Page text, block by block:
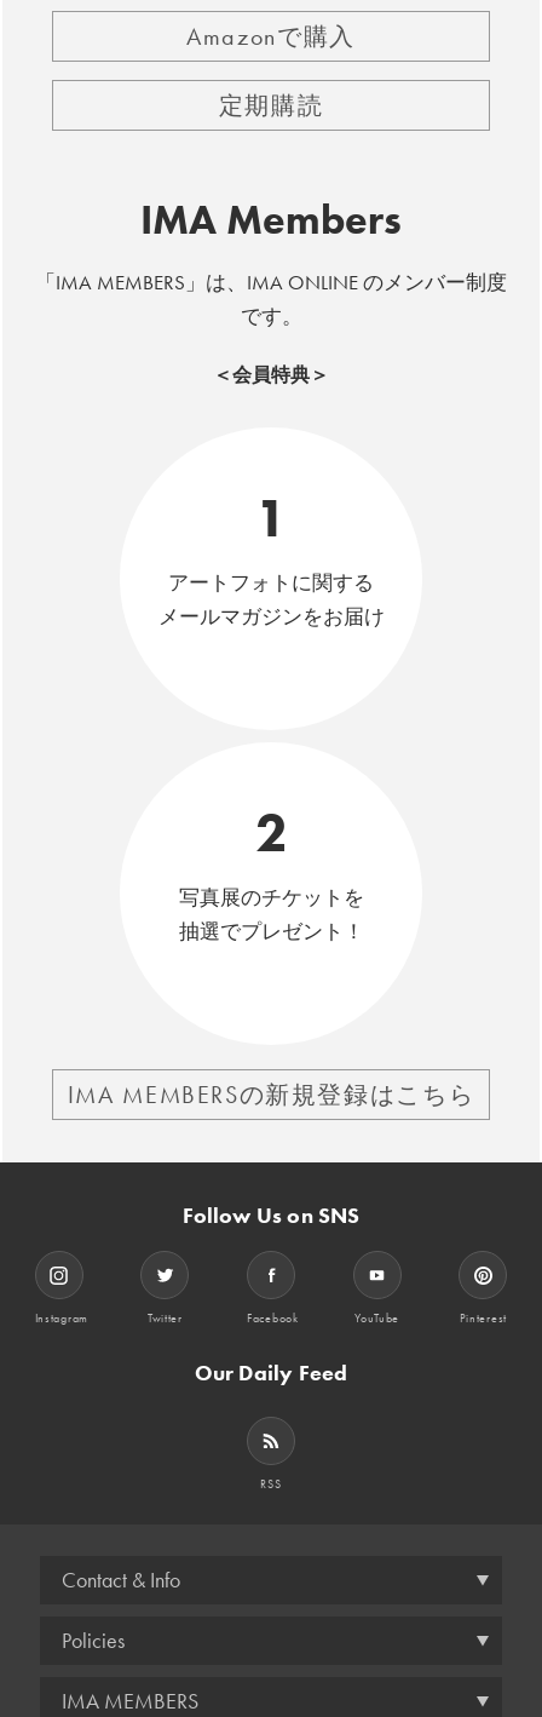
Amazonで購入
定期購読
IMA Members
「IMA MEMBERS」は、IMA ONLINE のメンバー制度
です。
＜会員特典＞
1
アートフォトに関する
メールマガジンをお届け
2
写真展のチケットを
抽選でプレゼント！
IMA MEMBERSの新規登録はこちら
Follow Us on SNS
Instagram Twitter Facebook YouTube Pinterest
Our Daily Feed
RSS
Contact & Info
Policies
IMA MEMBERS